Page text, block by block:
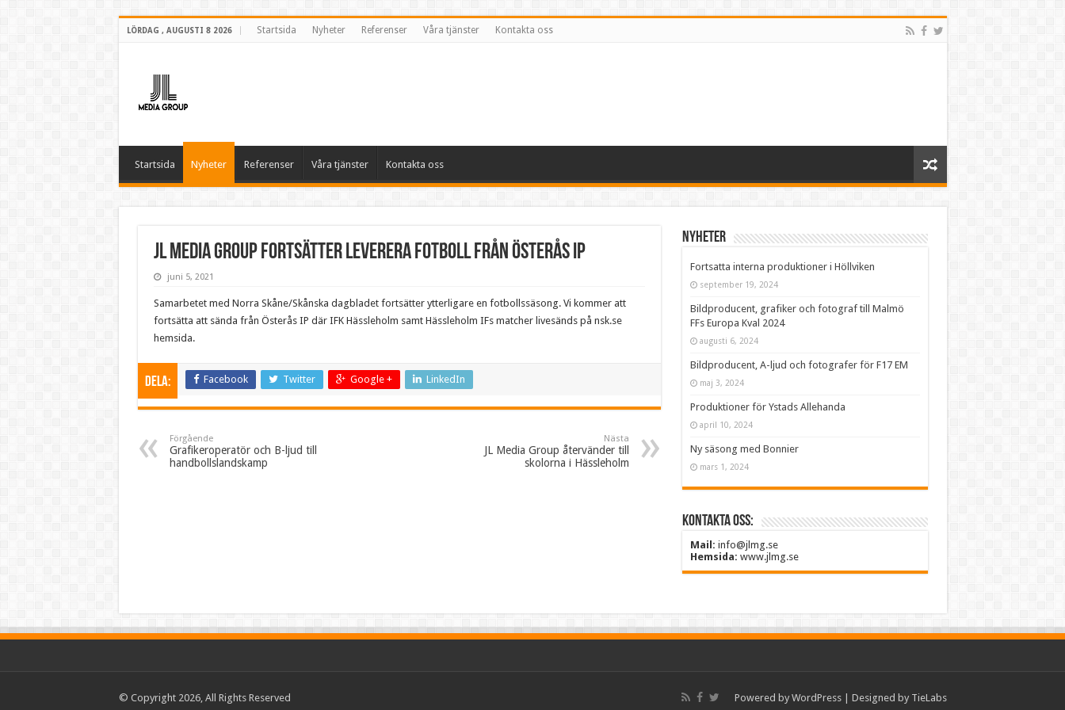
LÖRDAG , AUGUSTI 8 2026 Startsida Nyheter Referenser Våra tjänster Kontakta oss
Startsida Nyheter Referenser Våra tjänster Kontakta oss
JL Media Group fortsätter leverera fotboll från Österås IP
juni 5, 2021
Samarbetet med Norra Skåne/Skånska dagbladet fortsätter ytterligare en fotbollssäsong. Vi kommer att
fortsätta att sända från Österås IP där IFK Hässleholm samt Hässleholm IFs matcher livesänds på nsk.se
hemsida.
DELA: Facebook Twitter Google + LinkedIn
Förgående
Grafikeroperatör och B-ljud till
handbollslandskamp
Nästa
JL Media Group återvänder till
skolorna i Hässleholm
Nyheter
Fortsatta interna produktioner i Höllviken
september 19, 2024
Bildproducent, grafiker och fotograf till Malmö
FFs Europa Kval 2024
augusti 6, 2024
Bildproducent, A-ljud och fotografer för F17 EM
maj 3, 2024
Produktioner för Ystads Allehanda
april 10, 2024
Ny säsong med Bonnier
mars 1, 2024
Kontakta oss:
Mail: info@jlmg.se
Hemsida: www.jlmg.se
Powered by WordPress| Designed by TieLabs
© Copyright 2026, All Rights Reserved